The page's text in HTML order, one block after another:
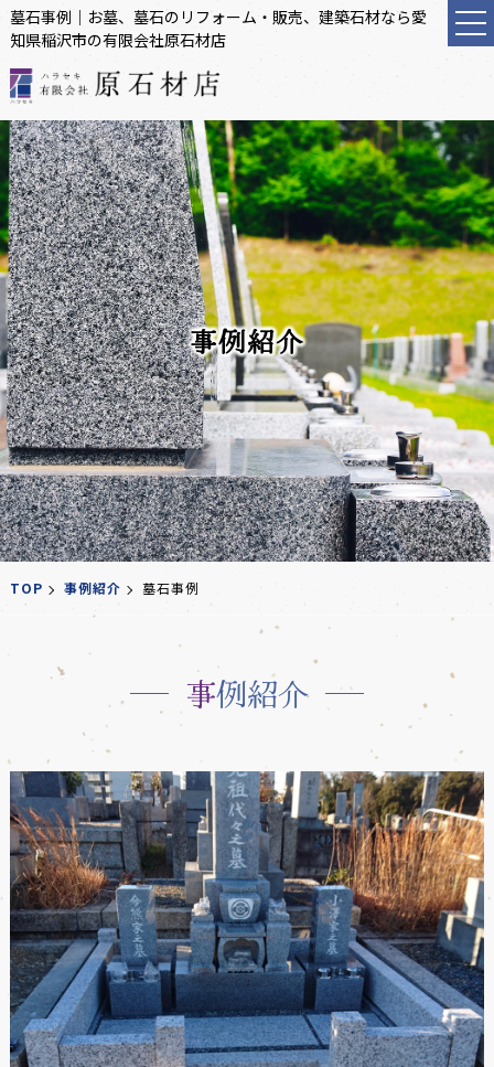
墓石事例｜お墓、墓石のリフォーム・販売、建築石材なら愛
知県稲沢市の有限会社原石材店
事例紹介
TOP 事例紹介 墓石事例
事例紹介